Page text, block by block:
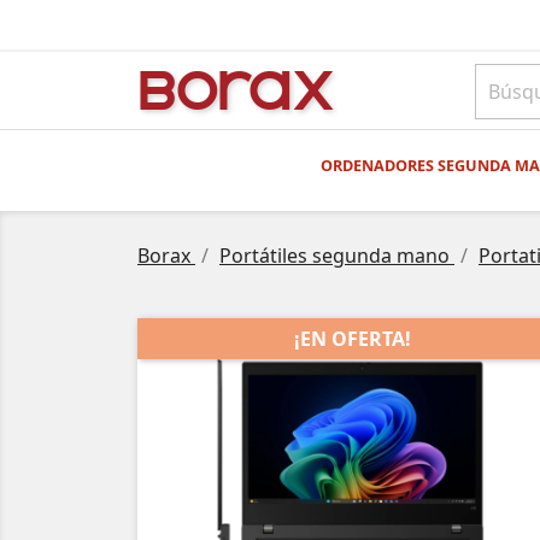
BOrAx
ORDENADORES SEGUNDA
Borax Portátiles segunda mano
¡EN OFERTA!